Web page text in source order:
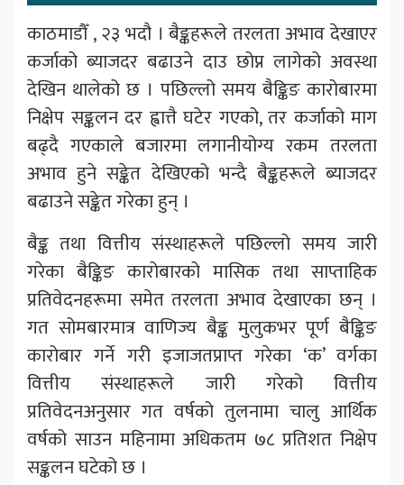
काठमाडौँ , २३ भदौ । बैङ्कहरूले तरलता अभाव देखाएर
कर्जाको ब्याजदर बढाउने दाउ छोप्न लागेको अवस्था
देखिन थालेको छ । पछिल्लो समय बैङ्किङ कारोबारमा
निक्षेप सङ्कलन दर ह्वात्तै घटेर गएको, तर कर्जाको माग
बढ्दै गएकाले बजारमा लगानीयोग्य रकम तरलता
अभाव हुने सङ्केत देखिएको भन्दै बैङ्कहरूले ब्याजदर
बढाउने सङ्केत गरेका हुन् ।
बैङ्क तथा वित्तीय संस्थाहरूले पछिल्लो समय जारी
गरेका बैङ्किङ कारोबारको मासिक तथा साप्ताहिक
प्रतिवेदनहरूमा समेत तरलता अभाव देखाएका छन् ।
गत सोमबारमात्र वाणिज्य बैङ्क मुलुकभर पूर्ण बैङ्किङ
कारोबार गर्ने गरी इजाजतप्राप्त गरेका ‘क’ वर्गका
वित्तीय संस्थाहरूले जारी गरेको वित्तीय
प्रतिवेदनअनुसार गत वर्षको तुलनामा चालु आर्थिक
वर्षको साउन महिनामा अधिकतम ७८ प्रतिशत निक्षेप
सङ्कलन घटेको छ ।